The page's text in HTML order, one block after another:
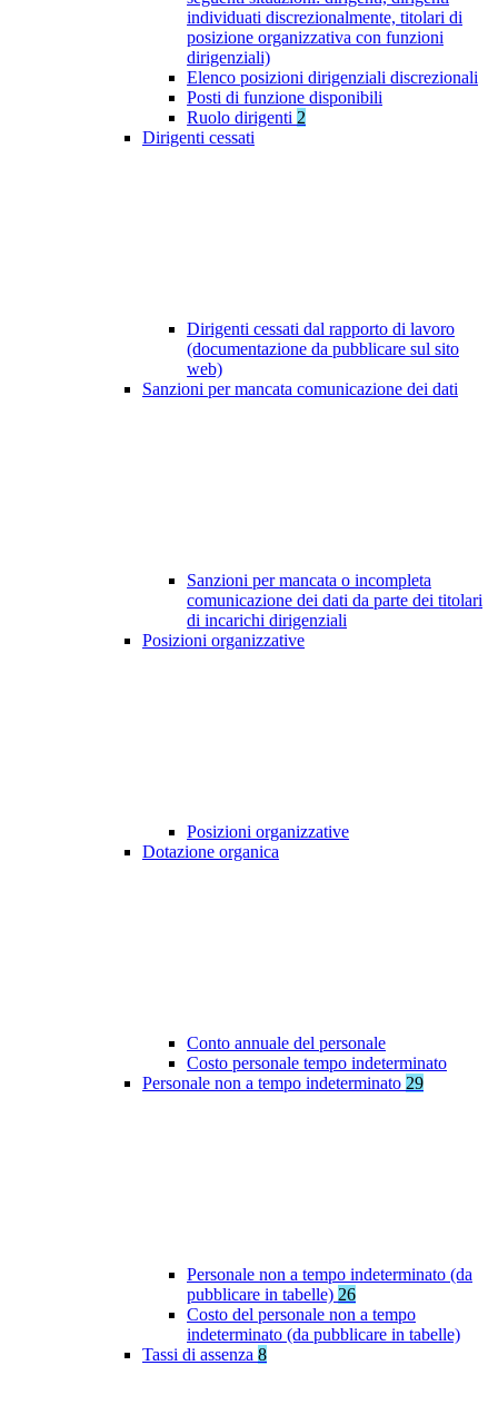
individuati discrezionalmente, titolari di
posizione organizzativa con funzioni
dirigenziali)
Elenco posizioni dirigenziali discrezionali
Posti di funzione disponibili
Ruolo dirigenti 2
Dirigenti cessati
Dirigenti cessati dal rapporto di lavoro
(documentazione da pubblicare sul sito
web)
Sanzioni per mancata comunicazione dei dati
Sanzioni per mancata o incompleta
comunicazione dei dati da parte dei titolari
di incarichi dirigenziali
Posizioni organizzative
Posizioni organizzative
Dotazione organica
Conto annuale del personale
Costo personale tempo indeterminato
Personale non a tempo indeterminato 29
Personale non a tempo indeterminato (da
pubblicare in tabelle) 26
Costo del personale non a tempo
indeterminato (da pubblicare in tabelle)
Tassi di assenza 8